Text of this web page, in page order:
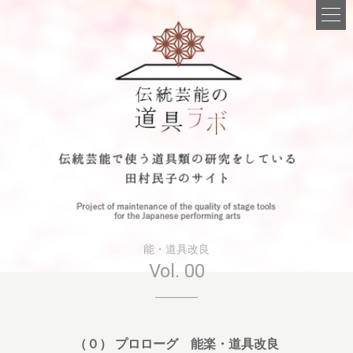
能・道具改良
Vol. 00
（０） プロローグ 能楽・道具改良